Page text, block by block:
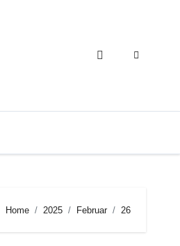
Home 2025 Februar 26